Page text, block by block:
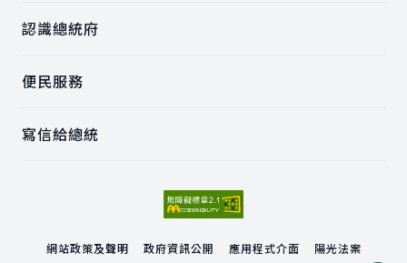
認識總統府
便民服務
寫信給總統
網站政策及聲明 政府資訊公開 應用程式介面
陽光法案